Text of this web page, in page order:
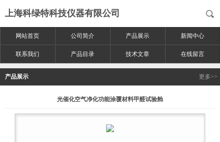
上海科绿特科技仪器有限公司
网站首页 公司简介 产品展示 新闻中心
联系我们 产品目录 技术文章 在线留言
产品展示 更多>>
光催化空气净化功能涂覆材料甲醛试验舱